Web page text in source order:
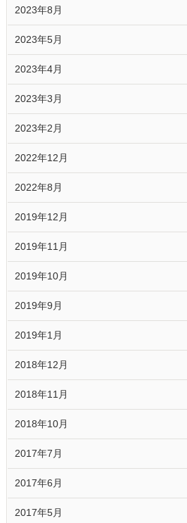
2023年8月
2023年5月
2023年4月
2023年3月
2023年2月
2022年12月
2022年8月
2019年12月
2019年11月
2019年10月
2019年9月
2019年1月
2018年12月
2018年11月
2018年10月
2017年7月
2017年6月
2017年5月